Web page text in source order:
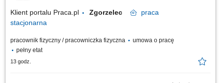
Klient portalu Praca.pl Zgorzelec
praca
stacjonarna
pracownik fizyczny / pracowniczka fizyczna
umowa o pracę
pełny etat
13 godz.